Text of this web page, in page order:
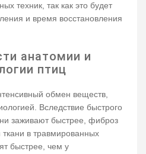
техник, так как это будет
и время восстановления
анатомии и
птиц
обмен веществ,
Вследствие быстрого
заживают быстрее, фиброз
в травмированных
быстрее, чем у